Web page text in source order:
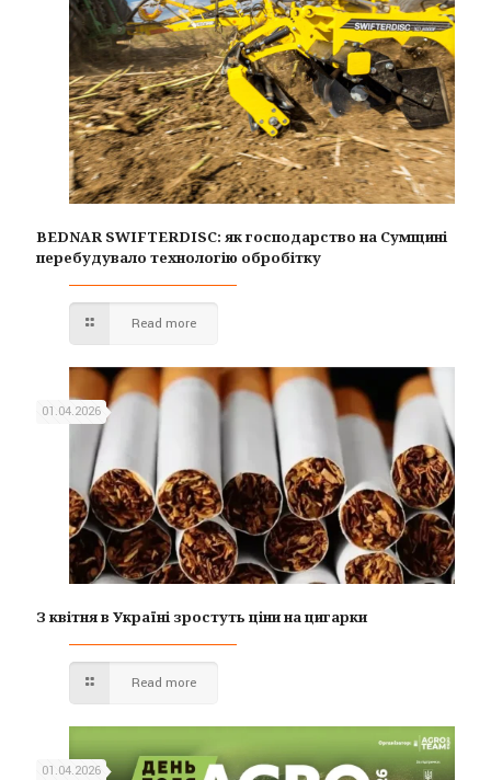
BEDNAR SWIFTERDISC: як господарство на Сумщині
перебудувало технологію обробітку
Read more
01.04.2026
З квітня в Україні зростуть ціни на цигарки
Read more
01.04.2026